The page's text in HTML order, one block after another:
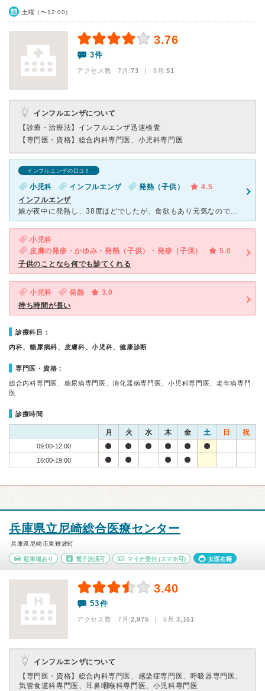
土曜（〜12:00）
3.76
3件
アクセス数 7月:73 | 6月:51
インフルエンザについて
【診療・治療法】 インフルエンザ迅速検査
【専門医・資格】 総合内科専門医、小児科専門医
インフルエンザの口コミ
小児科 インフルエンザ 発熱（子供）
4.5
インフルエンザ
娘が夜中に発熱し、38度ほどでしたが、食欲もあり元気なので軽い風邪だろうと思っていましたが、病院でインフルの検査をした所、陽性でした。 すぐに、奥の部屋に隔離され診察後の出口も裏口から出る様に言わ
小児科
皮膚の発疹・かゆみ・発熱（子供）・発疹（子供）
5.0
子供のことなら何でも診てくれる
小児科 発熱
3.0
待ち時間が長い
診療科目：
内科、糖尿病科、皮膚科、小児科、健康診断
専門医・資格：
総合内科専門医、糖尿病専門医、消化器病専門医、小児科専門医、老年病専門
医
診療時間
月 火 水 木 金 土 日 祝
09:00-12:00
16:00-19:00
兵庫県立尼崎総合医療センター
兵庫県尼崎市東難波町
駐車場あり 電子決済可 マイナ受付 (スマホ可) 女医在籍
3.40
53件
アクセス数 7月:2,975 | 6月:3,161
インフルエンザについて
【専門医・資格】 総合内科専門医、感染症専門医、呼吸器専門医、
気管食道科専門医、耳鼻咽喉科専門医、小児科専門医